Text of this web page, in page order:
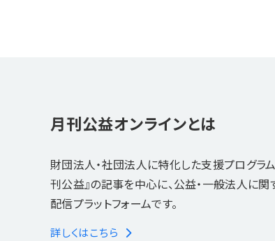
月刊公益オンラインとは
財団法人・社団法人に特化した支援プログ
刊公益』の記事を中心に、公益・一般法人に
配信プラットフォームです。
詳しくはこちら